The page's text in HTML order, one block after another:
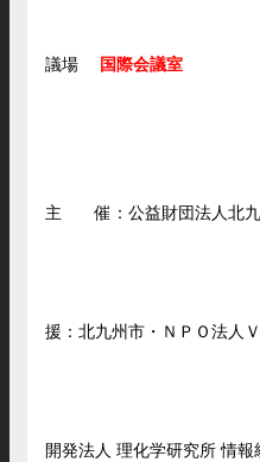
議場
国際会議室
主 催：公益財団法人北九
■
援：北九州市・ＮＰＯ法
国
開発法人 理化学研究所 情